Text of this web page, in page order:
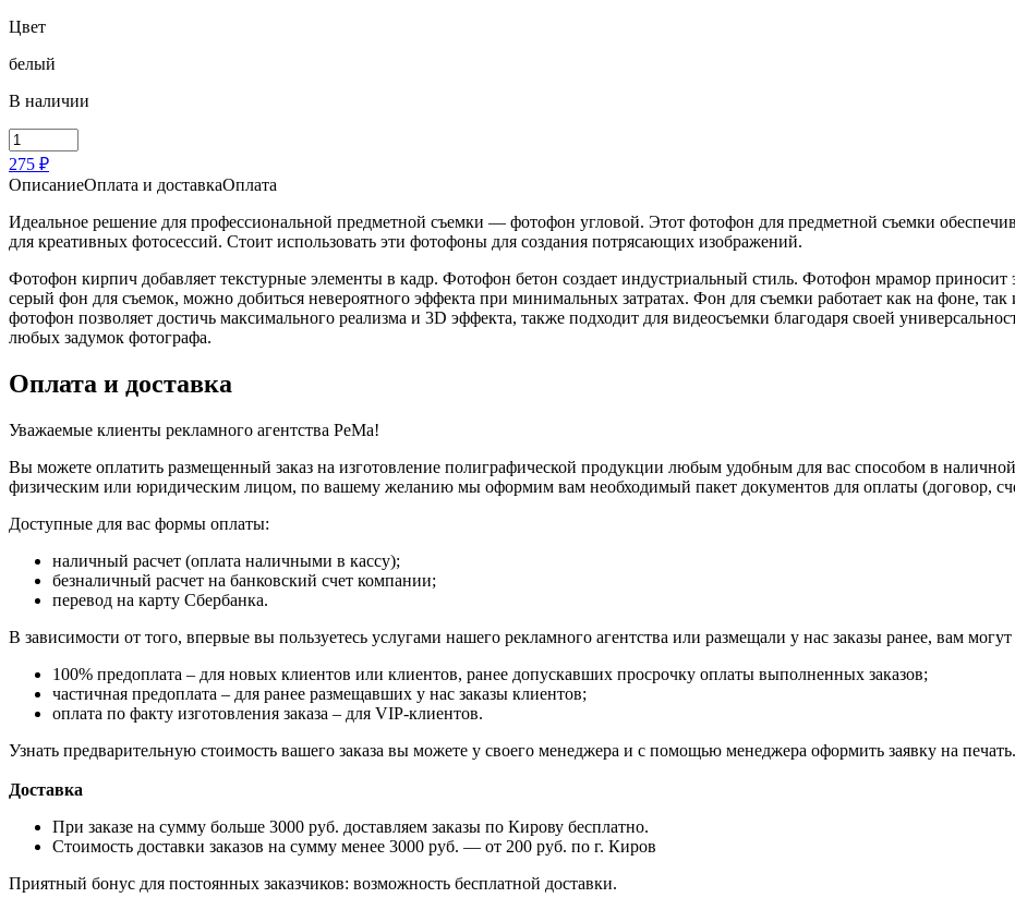
Цвет
белый
В наличии
Количество
товара
Фотофон
угловой
для
предметной
съемки
275 ₽
ОписаниеОплата и доставкаОплата
Идеальное решение для профессиональной предметной съемки — фотофон угловой. Этот фотофон для предметной съемки
для креативных фотосессий. Стоит использовать эти фотофоны для создания потрясающих изображений.
Фотофон кирпич добавляет текстурные элементы в кадр. Фотофон бетон создает индустриальный стиль. Фотофон мрамор
серый фон для съемок, можно добиться невероятного эффекта при минимальных затратах. Фон для съемки работает как на фоне,
фотофон позволяет достичь максимального реализма и 3D эффекта, также подходит для видеосъемки благодаря своей
любых задумок фотографа.
Оплата и доставка
Уважаемые клиенты рекламного агентства PeMa!
Вы можете оплатить размещенный заказ на изготовление полиграфической продукции любым удобным для вас способом в
физическим или юридическим лицом, по вашему желанию мы оформим вам необходимый пакет документов для оплаты (договор,
Доступные для вас формы оплаты:
наличный расчет (оплата наличными в кассу);
безналичный расчет на банковский счет компании;
перевод на карту Сбербанка.
В зависимости от того, впервые вы пользуетесь услугами нашего рекламного агентства или размещали у нас заказы ранее, вам
100% предоплата – для новых клиентов или клиентов, ранее допускавших просрочку оплаты выполненных заказов;
частичная предоплата – для ранее размещавших у нас заказы клиентов;
оплата по факту изготовления заказа – для VIP-клиентов.
Узнать предварительную стоимость вашего заказа вы можете у своего менеджера и с помощью менеджера оформить заявку на печать.
Доставка
При заказе на сумму больше 3000 руб. доставляем заказы по Кирову бесплатно.
Стоимость доставки заказов на сумму менее 3000 руб. — от 200 руб. по г. Киров
Приятный бонус для постоянных заказчиков: возможность бесплатной доставки.